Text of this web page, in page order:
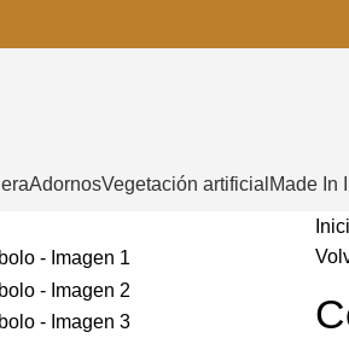
AdornosVegetación artificial Made In